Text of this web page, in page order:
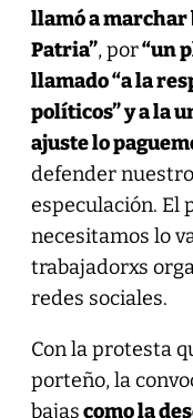
llamó a marchar
Patria”, por“un
llamado “a la
políticos” y a la
ajuste lo
defender
especulación. El
necesitamos lo
trabajadorxs
redes sociales.
Con la protesta
porteño, la
bajascomo la